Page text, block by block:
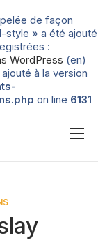
de façon
style » a été ajouté
:
WordPress (en)
à la version
on line 6131